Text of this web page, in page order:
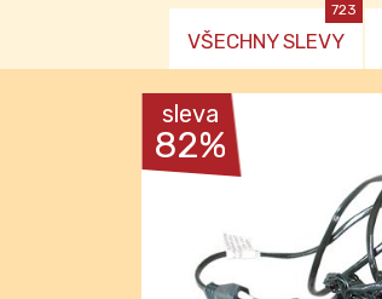
VŠECHNY SLEVY
723
sleva
82%